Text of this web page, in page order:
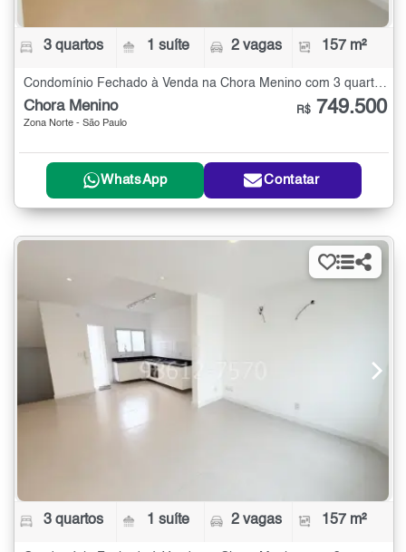
3 quartos 1 suíte 2 vagas 157 m²
Condomínio Fechado à Venda na Chora Menino com 3 quartos - 157 m²
Chora Menino
Zona Norte - São Paulo
R$ 749.500
WhatsApp Contatar
3 quartos 1 suíte 2 vagas 157 m²